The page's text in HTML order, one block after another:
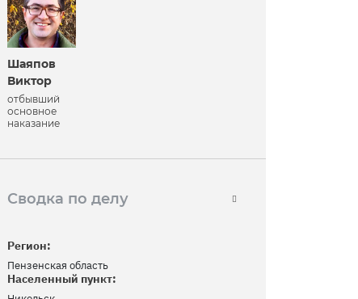
Шаяпов
Виктор
отбывший
основное
наказание
Сводка по делу
Регион:
Пензенская область
Населенный пункт: